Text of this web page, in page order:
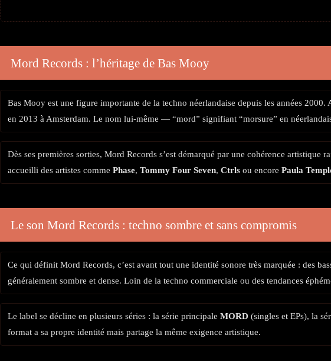
Mord Records : l’héritage de Bas Mooy
Bas Mooy est une figure importante de la techno néerlandaise depuis les années
en 2013 à Amsterdam. Le nom lui-même — “mord” signifiant “morsure” en
Dès ses premières sorties, Mord Records s’est démarqué par une cohérence
accueilli des artistes comme Phase, Tommy Four Seven, Ctrls ou encore Paula
Le son Mord Records : techno sombre et sans compromis
Ce qui définit Mord Records, c’est avant tout une identité sonore très marquée : des
généralement sombre et dense. Loin de la techno commerciale ou des tendances
Le label se décline en plusieurs séries : la série principale MORD (singles et EPs), la
format a sa propre identité mais partage la même exigence artistique.